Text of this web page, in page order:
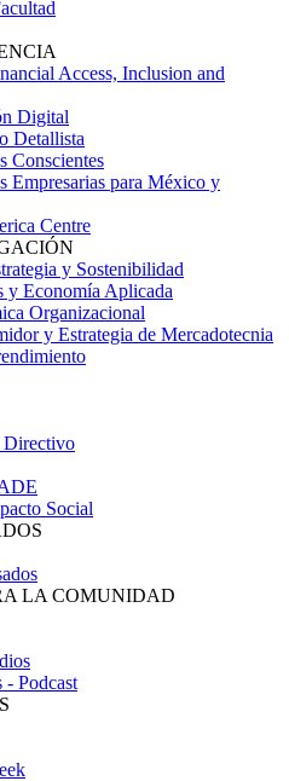
Access, Inclusion and
Digital
Detallista
Conscientes
Empresarias para México y
Centre
y Sostenibilidad
y Economía Aplicada
Organizacional
y Estrategia de Mercadotecnia
Directivo
Social
LA COMUNIDAD
Podcast